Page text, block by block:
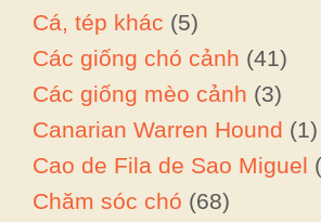
Cá, tép khác (5)
Các giống chó cảnh (41)
Các giống mèo cảnh (3)
Canarian Warren Hound (1)
Cao de Fila de Sao Miguel
Chăm sóc chó (68)